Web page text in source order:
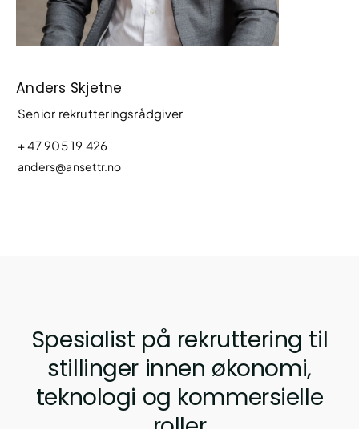
Anders Skjetne
Senior rekrutteringsrådgiver
+ 47 905 19 426
anders@ansettr.no
Spesialist på rekruttering til
stillinger innen økonomi,
teknologi og kommersielle